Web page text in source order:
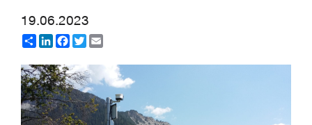
19.06.2023
Share LinkedInFacebook
Twitter